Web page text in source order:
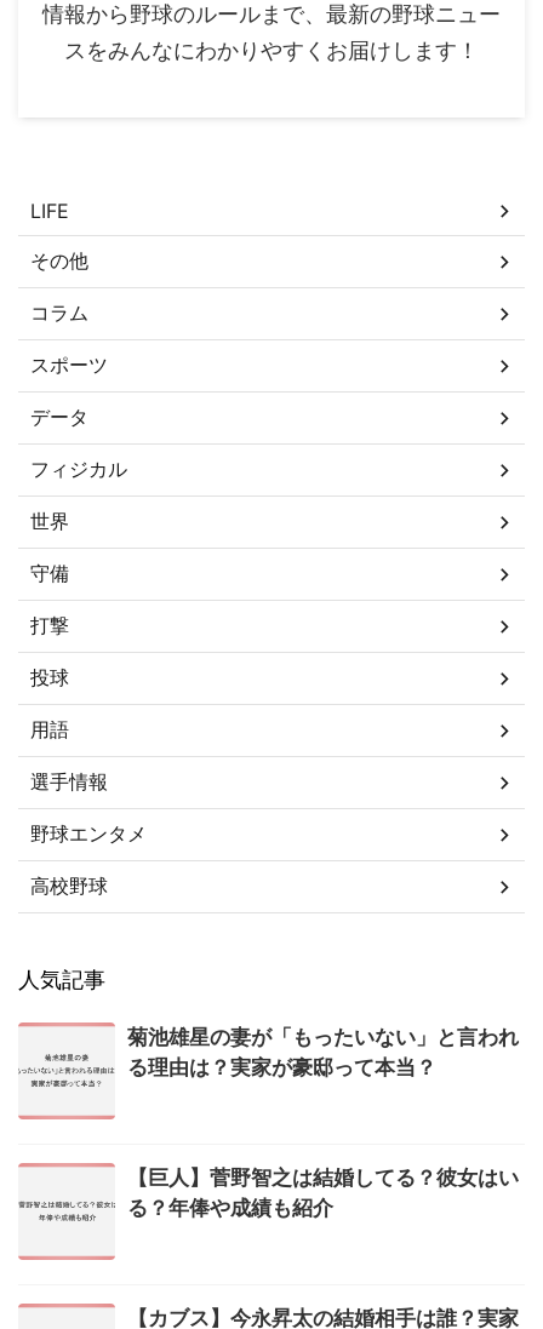
情報から野球のルールまで、最新の野球ニュー
スをみんなにわかりやすくお届けします！
LIFE
その他
コラム
スポーツ
データ
フィジカル
世界
守備
打撃
投球
用語
選手情報
野球エンタメ
高校野球
人気記事
菊池雄星の妻が「もったいない」と言われ
る理由は？実家が豪邸って本当？
【巨人】菅野智之は結婚してる？彼女はい
る？年俸や成績も紹介
【カブス】今永昇太の結婚相手は誰？実家